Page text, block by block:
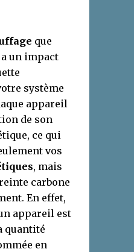
que
un impact
système
appareil
de son
ce qui
vos
, mais
carbone
En effet,
appareil est
quantité
en